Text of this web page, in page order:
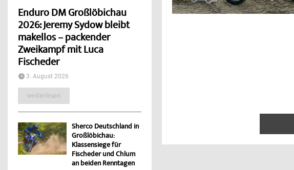
Enduro DM Großlöbichau
2026: Jeremy Sydow bleibt
makellos – packender
Zweikampf mit Luca
Fischeder
3. August 2026
weiterlesen
Sherco Deutschland in
Großlöbichau:
Klassensiege für
Fischeder und Chlum
an beiden Renntagen